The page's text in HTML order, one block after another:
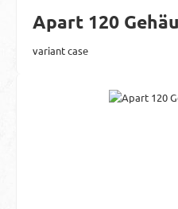
Apart 120
variant case
Bildergalerie überspringen